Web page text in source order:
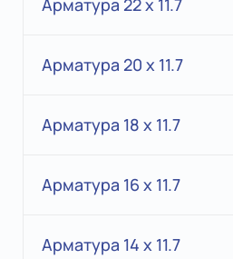
Арматура 22 x 11.7
Арматура 20 x 11.7
Арматура 18 x 11.7
Арматура 16 x 11.7
Арматура 14 x 11.7